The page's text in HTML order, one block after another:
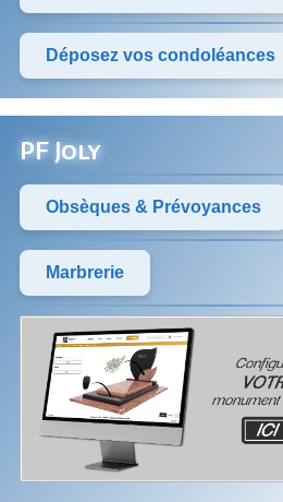
Déposez vos condoléances
PF Joly
Obsèques & Prévoyances
Marbrerie